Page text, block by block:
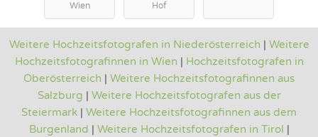
Wien Hof
Weitere Hochzeitsfotografen in Niederösterreich | Weitere
Hochzeitsfotografinnen in Wien | Hochzeitsfotografen in
Oberösterreich | Weitere Hochzeitsfotografinnen aus
Salzburg | Weitere Hochzeitsfotografen aus der
Steiermark | Weitere Hochzeitsfotografinnen aus dem
Burgenland | Weitere Hochzeitsfotografen in Tirol |